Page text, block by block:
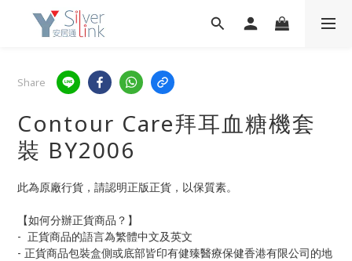
Share
Contour Care拜耳血糖機套
裝 BY2006
此為原廠行貨，請認明正版正貨，以保質素。
【如何分辦正貨商品？】
-  正貨商品的語言為繁體中文及英文
- 正貨商品包裝盒側或底部皆印有健臻醫療保健香港有限公司的地